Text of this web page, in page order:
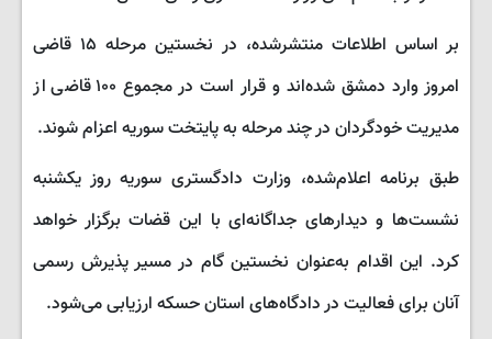
بر اساس اطلاعات منتشرشده، در نخستین مرحله ۱۵ قاضی
امروز وارد دمشق شده‌اند و قرار است در مجموع ۱۰۰ قاضی از
مدیریت خودگردان در چند مرحله به پایتخت سوریه اعزام شوند.
طبق برنامه اعلام‌شده، وزارت دادگستری سوریه روز یکشنبه
نشست‌ها و دیدارهای جداگانه‌ای با این قضات برگزار خواهد
کرد. این اقدام به‌عنوان نخستین گام در مسیر پذیرش رسمی
آنان برای فعالیت در دادگاه‌های استان حسکه ارزیابی می‌شود.